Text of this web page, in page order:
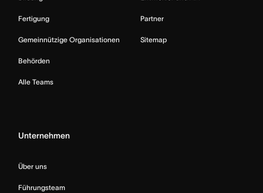
Fertigung
Gemeinnützige Organisationen
Behörden
Alle Teams
Partner
Sitemap
Unternehmen
Über uns
Führungsteam